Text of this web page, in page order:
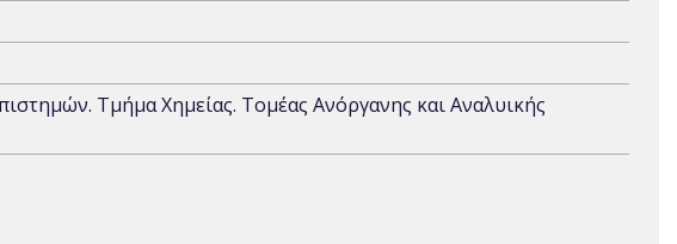
Τμήμα Χημείας. Τομέας Ανόργανης και Αναλυικής